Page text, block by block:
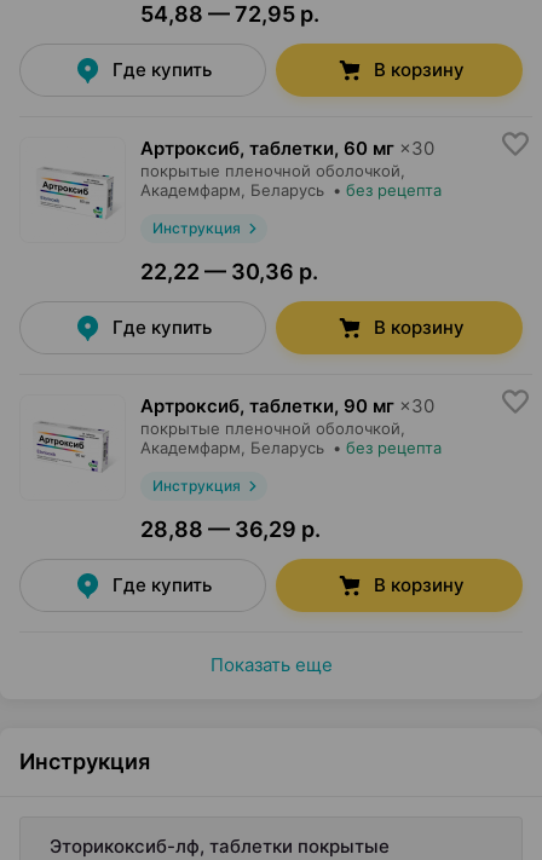
54,88 — 72,95 р.
Где купить В корзину
Артроксиб, таблетки, 60 мг ×30
покрытые пленочной оболочкой,
Академфарм , Беларусь • без рецепта
Инструкция
22,22 — 30,36 р.
Где купить В корзину
Артроксиб, таблетки, 90 мг ×30
покрытые пленочной оболочкой,
Академфарм , Беларусь • без рецепта
Инструкция
28,88 — 36,29 р.
Где купить В корзину
Показать еще
Инструкция
Эторикоксиб-лф, таблетки покрытые